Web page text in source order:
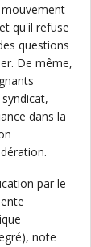
qu'il refuse
questions
De même,
dans la
par le
note